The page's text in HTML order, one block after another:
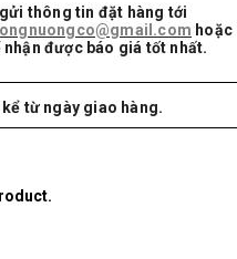
thông tin đặt hàng tới
hoặc
nhận được báo giá tốt nhất.
từ ngày giao hàng.